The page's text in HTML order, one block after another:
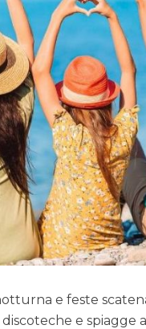
e feste
discoteche e